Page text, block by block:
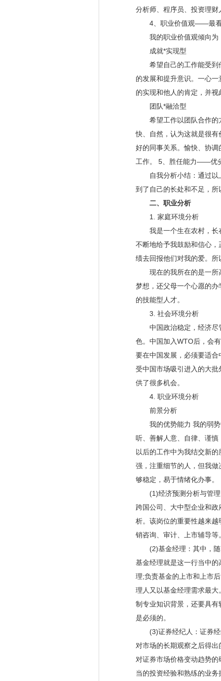
分析师、程序员、投资理
4、职业价值观——最看
我的职业价值观倾向为：
成就*实现型
希望自己的工作能受到
的发展和提升意识。一心
的实现和他人的肯定，并
团队*融洽型
希望工作以团队合作的
快、自然，认为这就是很
好的同事关系。愉快、协
工作。 5、胜任能力——优
自我分析小结：通过以
到了自己的长处和不足，
二、职业分析
1. 家庭环境分析
我是一个生在农村，长
不断地给予我鼓励和信心
绩去回报他们对我的爱。
现在的我所在的是一所
梦想，还父母一个心愿的
的技能型人才。
3. 社会环境分析
中国政治稳定，经济尽
色。中国加入WTO后，会
要在中国发展，必须要适
受中国市场吸引进入的大
供了很多机会。
4. 职业环境分析
前景分析
我的优势能力 我的弱势
听、善解人意、自律、谨
以后的工作中为我结交新
强，注重细节的人，但我
够稳定，易于情绪化办事。
(1)经济预测分析与管理
跨国公司、大中型企业和
析。该岗位的重要性越来
销咨询、审计、上市辅导等
(2)基金经理：其中，随
基金经理就是这一行当中
理;负责基金的上市和上市
理人又以基金经理需求最
制专业知识背景，还要具
是必须的。
(3)证券经纪人：证券经
对市场的长期观察之后得
对证券市场价格变动趋势
当的投资经验和熟练的业务